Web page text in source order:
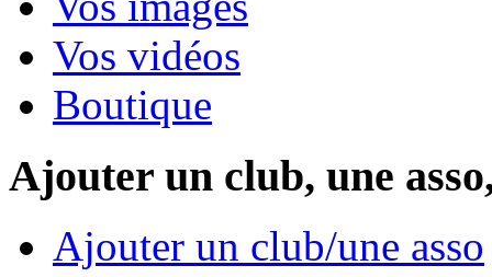
Vos vidéos
Boutique
Ajouter un club, une
Ajouter un club/une asso